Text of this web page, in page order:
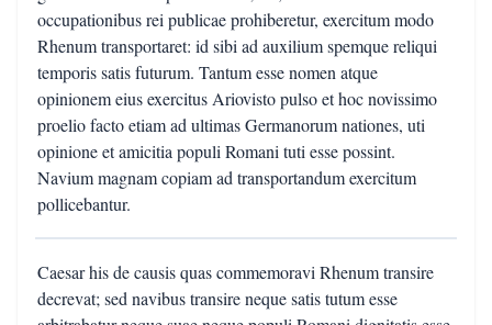
occupationibus rei publicae prohiberetur, exercitum modo
Rhenum transportaret: id sibi ad auxilium spemque reliqui
temporis satis futurum. Tantum esse nomen atque
opinionem eius exercitus Ariovisto pulso et hoc novissimo
proelio facto etiam ad ultimas Germanorum nationes, uti
opinione et amicitia populi Romani tuti esse possint.
Navium magnam copiam ad transportandum exercitum
pollicebantur.
Caesar his de causis quas commemoravi Rhenum transire
decrevat; sed navibus transire neque satis tutum esse